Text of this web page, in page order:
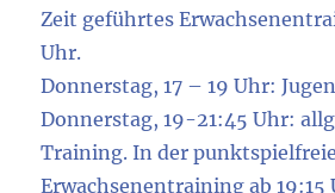
Zeit geführtes
Uhr.
Donnerstag, 17 – 19 Uhr:
Donnerstag, 19-21:45 Uhr:
Training. In der
Erwachsenentraining ab 19:15